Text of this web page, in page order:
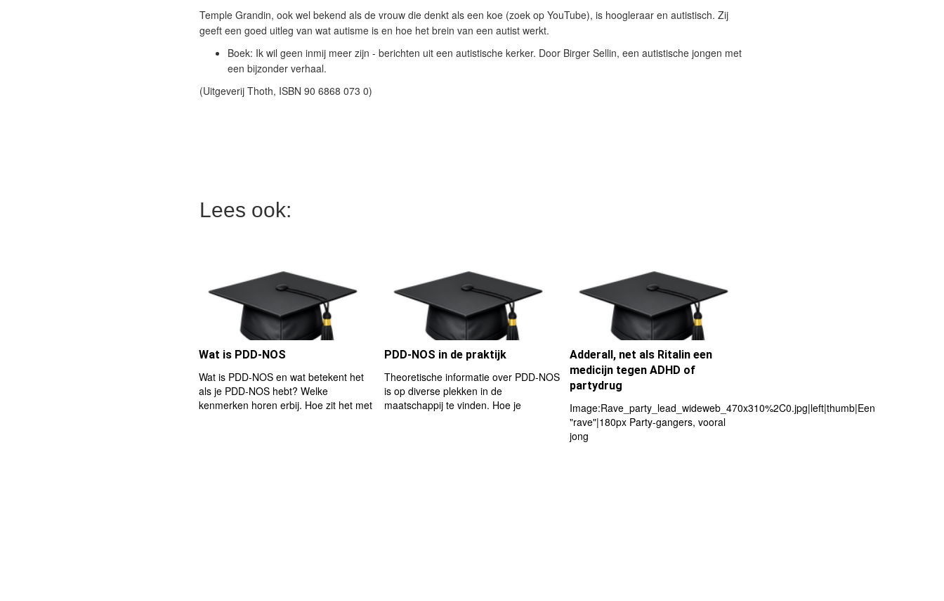
Temple Grandin, ook wel bekend als de vrouw die denkt als een koe (zoek op YouTube), is hoogleraar en autistisch. Zij
geeft een goed uitleg van wat autisme is en hoe het brein van een autist werkt.
Boek: Ik wil geen inmij meer zijn - berichten uit een autistische kerker. Door Birger Sellin, een autistische jongen met
een bijzonder verhaal.
(Uitgeverij Thoth, ISBN 90 6868 073 0)
Lees ook:
Wat is PDD-NOS
Wat is PDD-NOS en wat betekent het
als je PDD-NOS hebt? Welke
kenmerken horen erbij. Hoe zit het met
PDD-NOS in de praktijk
Theoretische informatie over PDD-NOS
is op diverse plekken in de
maatschappij te vinden. Hoe je
Adderall, net als Ritalin een
medicijn tegen ADHD of
partydrug
Image:Rave_party_lead_wideweb_470x310%2C0.jpg|left|thumb|Een
"rave"|180px Party-gangers, vooral
jong